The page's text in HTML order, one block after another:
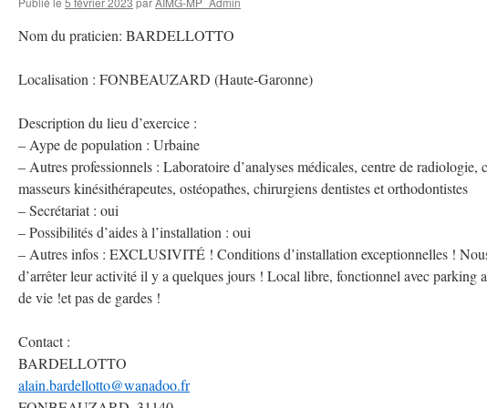
Nom du praticien: BARDELLOTTO
Localisation : FONBEAUZARD (Haute-Garonne)
Description du lieu d’exercice :
– Aype de population : Urbaine
– Autres professionnels : Laboratoire d’analyses médicales, centre de
masseurs kinésithérapeutes, ostéopathes, chirurgiens dentistes et orthodontistes
– Secrétariat : oui
– Possibilités d’aides à l’installation : oui
– Autres infos : EXCLUSIVITÉ ! Conditions d’installation exceptionnelles !
d’arrêter leur activité il y a quelques jours ! Local libre, fonctionnel avec
de vie !et pas de gardes !
Contact :
BARDELLOTTO
alain.bardellotto@wanadoo.fr